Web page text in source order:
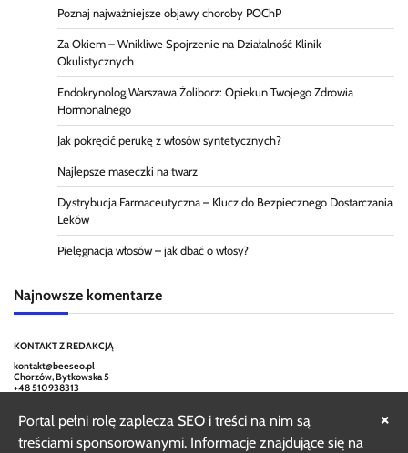
×
Portal pełni rolę zaplecza SEO i treści na nim są
treściami sponsorowanymi. Informacje znajdujące się na
Poznaj najważniejsze objawy choroby POChP
Za Okiem – Wnikliwe Spojrzenie na Działalność Klinik
Okulistycznych
Endokrynolog Warszawa Żoliborz: Opiekun Twojego Zdrowia
Hormonalnego
Jak pokręcić perukę z włosów syntetycznych?
Najlepsze maseczki na twarz
Dystrybucja Farmaceutyczna – Klucz do Bezpiecznego Dostarczania
Leków
Pielęgnacja włosów – jak dbać o włosy?
Najnowsze komentarze
KONTAKT Z REDAKCJĄ
kontakt@beeseo.pl
Chorzów, Bytkowska 5
+48 510938313